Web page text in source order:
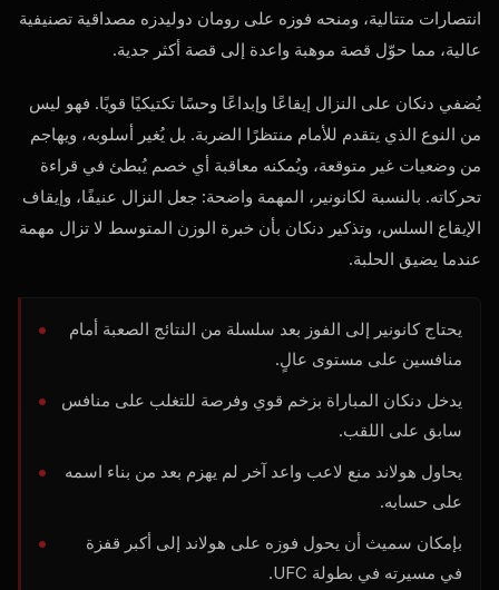
انتصارات متتالية، ومنحه فوزه على رومان دوليدزه مصداقية تصنيفية
عالية، مما حوّل قصة موهبة واعدة إلى قصة أكثر جدية.
يُضفي دنكان على النزال إيقاعًا وإبداعًا وحسًا تكتيكيًا قويًا. فهو ليس
من النوع الذي يتقدم للأمام منتظرًا الضربة. بل يُغير أسلوبه، ويهاجم
من وضعيات غير متوقعة، ويُمكنه معاقبة أي خصم يُبطئ في قراءة
تحركاته. بالنسبة لكانونير، المهمة واضحة: جعل النزال عنيفًا، وإيقاف
الإيقاع السلس، وتذكير دنكان بأن خبرة الوزن المتوسط ​​لا تزال مهمة
عندما يضيق الحلبة.
يحتاج كانونير إلى الفوز بعد سلسلة من النتائج الصعبة أمام
منافسين على مستوى عالٍ.
يدخل دنكان المباراة بزخم قوي وفرصة للتغلب على منافس
سابق على اللقب.
يحاول هولاند منع لاعب واعد آخر لم يهزم بعد من بناء اسمه
على حسابه.
بإمكان سميث أن يحول فوزه على هولاند إلى أكبر قفزة
في مسيرته في بطولة UFC.